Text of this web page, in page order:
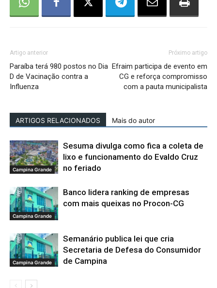
Artigo anterior
Paraíba terá 980 postos no Dia
D de Vacinação contra a
Influenza
Próximo artigo
Efraim participa de evento em
CG e reforça compromisso
com a pauta municipalista
ARTIGOS RELACIONADOS Mais do autor
Campina Grande
Sesuma divulga como fica a coleta de
lixo e funcionamento do Evaldo Cruz
no feriado
Campina Grande
Banco lidera ranking de empresas
com mais queixas no Procon-CG
Campina Grande
Semanário publica lei que cria
Secretaria de Defesa do Consumidor
de Campina